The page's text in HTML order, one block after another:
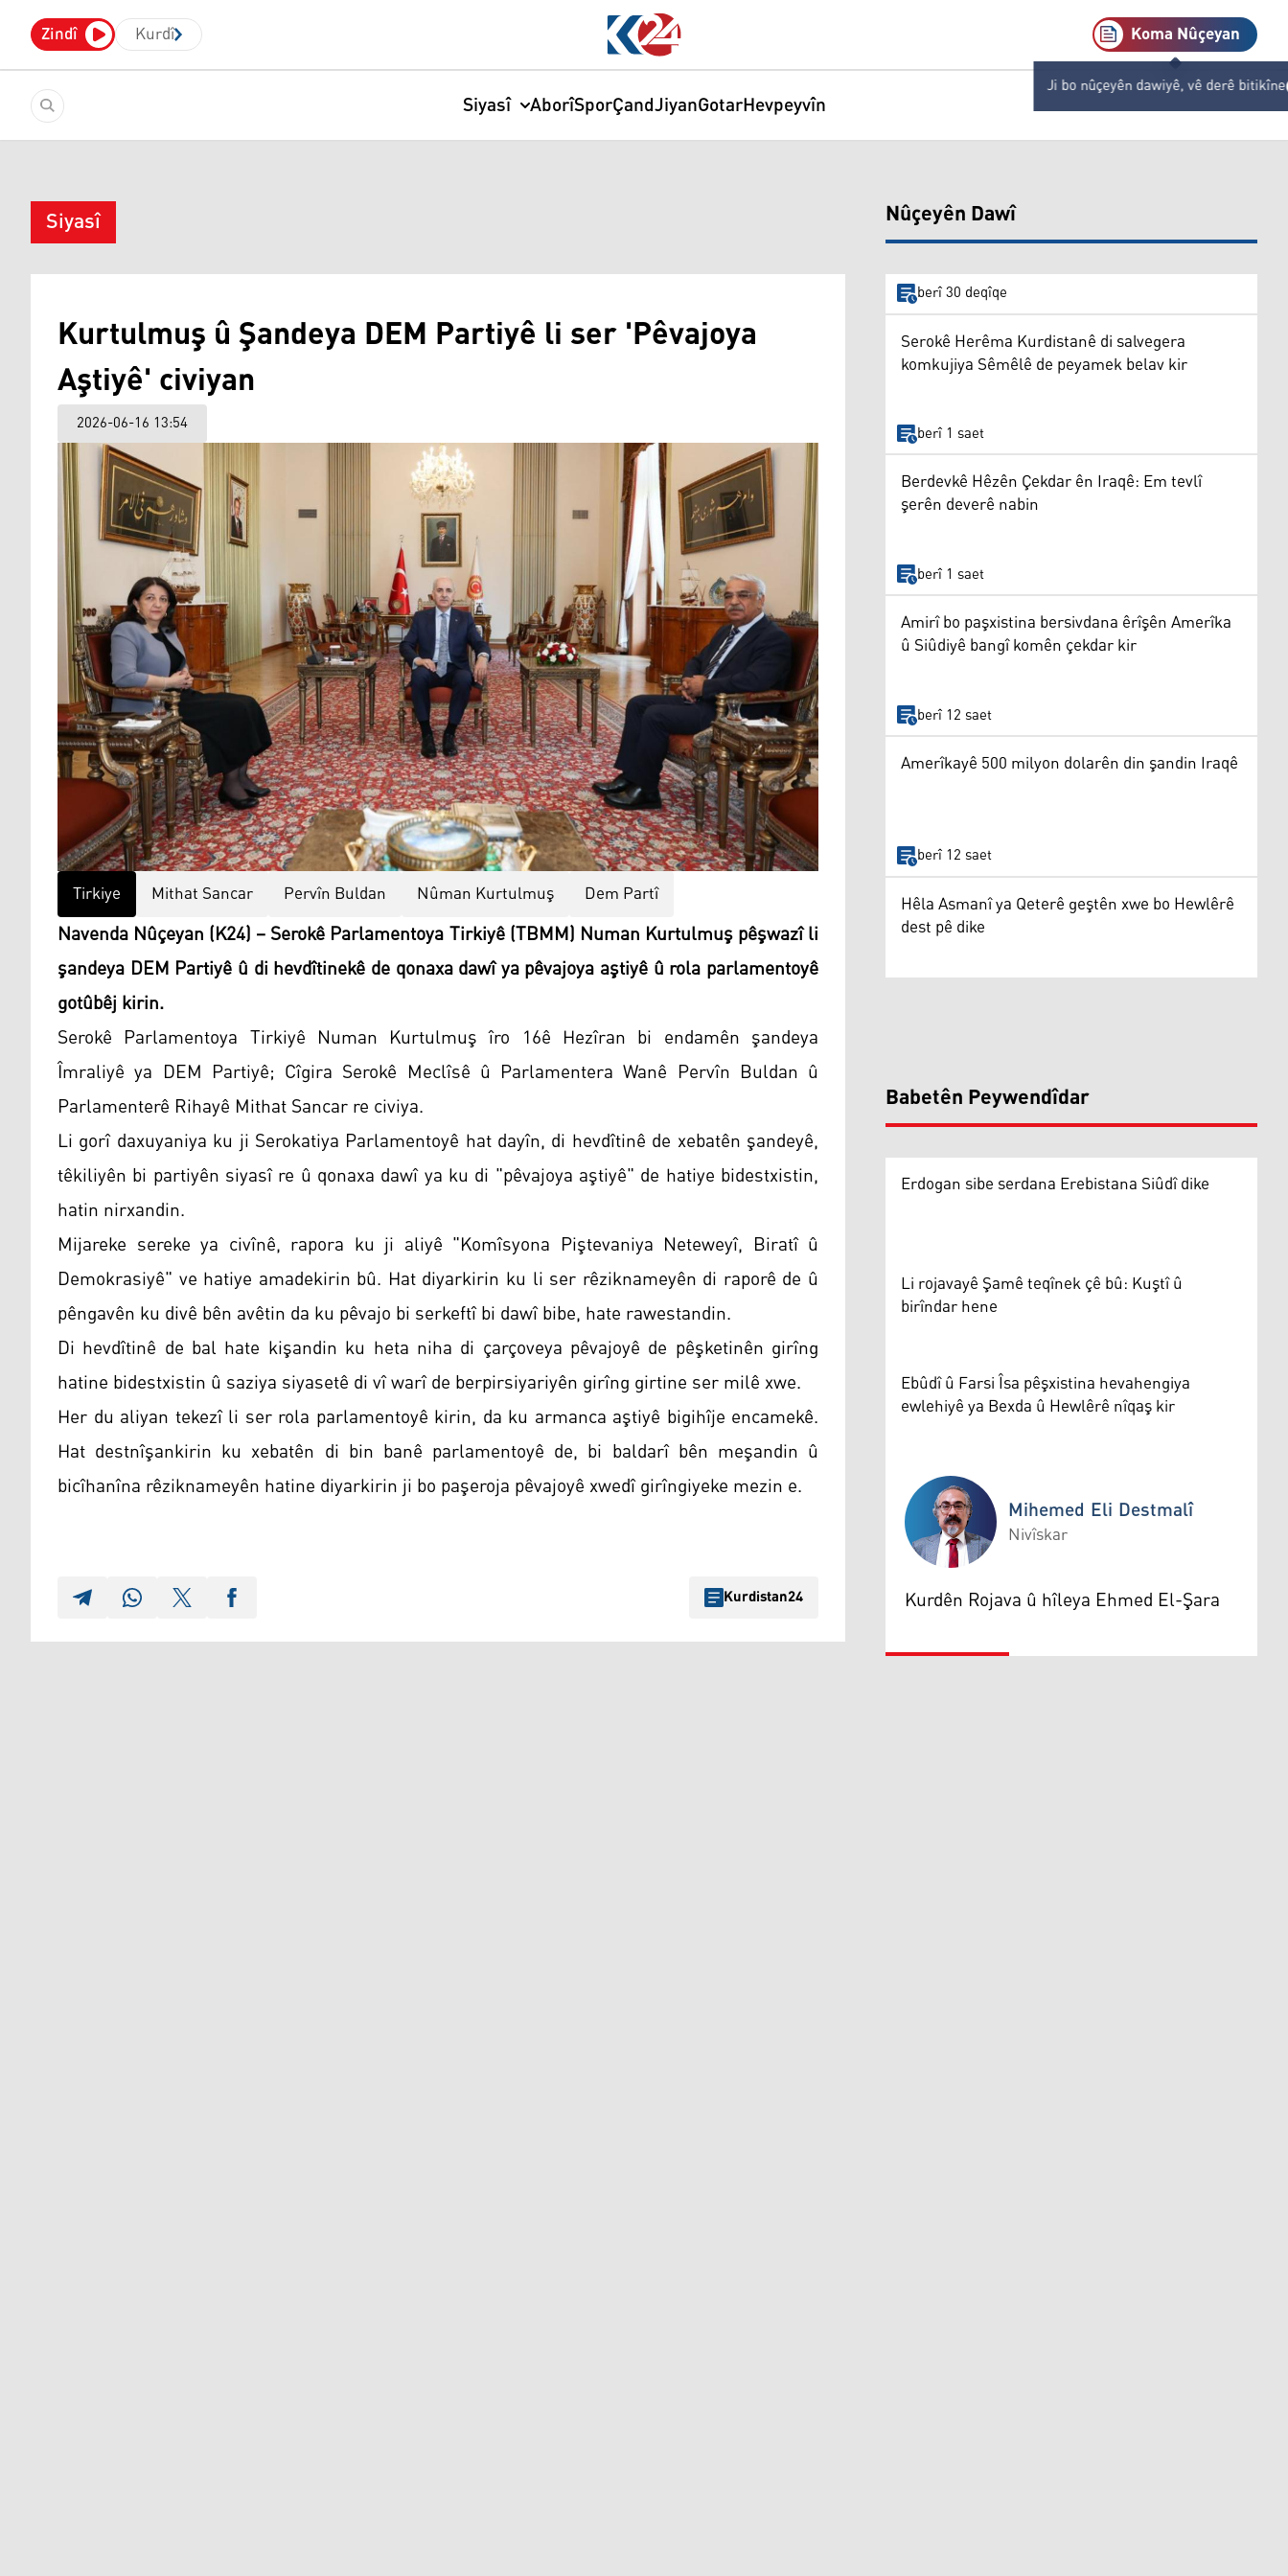
Zindî Kurdî Koma Nûçeyan
Ji bo nûçeyên dawiyê, vê derê bitikîne
Siyasî AborîSporÇandJiyanGotarHevpeyvîn
Siyasî
Kurtulmuş û Şandeya DEM Partiyê li ser 'Pêvajoya
Aştiyê' civiyan
2026-06-16 13:54
Tirkiye Mithat Sancar Pervîn Buldan Nûman Kurtulmuş Dem Partî
Navenda Nûçeyan (K24) – Serokê Parlamentoya Tirkiyê (TBMM) Numan Kurtulmuş pêşwazî li
şandeya DEM Partiyê û di hevdîtinekê de qonaxa dawî ya pêvajoya aştiyê û rola parlamentoyê
gotûbêj kirin.
Serokê Parlamentoya Tirkiyê Numan Kurtulmuş îro 16ê Hezîran bi endamên şandeya
Îmraliyê ya DEM Partiyê; Cîgira Serokê Meclîsê û Parlamentera Wanê Pervîn Buldan û
Parlamenterê Rihayê Mithat Sancar re civiya.
Li gorî daxuyaniya ku ji Serokatiya Parlamentoyê hat dayîn, di hevdîtinê de xebatên şandeyê,
têkiliyên bi partiyên siyasî re û qonaxa dawî ya ku di "pêvajoya aştiyê" de hatiye bidestxistin,
hatin nirxandin.
Mijareke sereke ya civînê, rapora ku ji aliyê "Komîsyona Piştevaniya Neteweyî, Biratî û
Demokrasiyê" ve hatiye amadekirin bû. Hat diyarkirin ku li ser rêziknameyên di raporê de û
pêngavên ku divê bên avêtin da ku pêvajo bi serkeftî bi dawî bibe, hate rawestandin.
Di hevdîtinê de bal hate kişandin ku heta niha di çarçoveya pêvajoyê de pêşketinên girîng
hatine bidestxistin û saziya siyasetê di vî warî de berpirsiyariyên girîng girtine ser milê xwe.
Her du aliyan tekezî li ser rola parlamentoyê kirin, da ku armanca aştiyê bigihîje encamekê.
Hat destnîşankirin ku xebatên di bin banê parlamentoyê de, bi baldarî bên meşandin û
bicîhanîna rêziknameyên hatine diyarkirin ji bo paşeroja pêvajoyê xwedî girîngiyeke mezin e.
Kurdistan24
Nûçeyên Dawî
berî 30 deqîqe
Serokê Herêma Kurdistanê di salvegera
komkujiya Sêmêlê de peyamek belav kir
berî 1 saet
Berdevkê Hêzên Çekdar ên Iraqê: Em tevlî
şerên deverê nabin
berî 1 saet
Amirî bo paşxistina bersivdana êrîşên Amerîka
û Siûdiyê bangî komên çekdar kir
berî 12 saet
Amerîkayê 500 milyon dolarên din şandin Iraqê
berî 12 saet
Hêla Asmanî ya Qeterê geştên xwe bo Hewlêrê
dest pê dike
Babetên Peywendîdar
Erdogan sibe serdana Erebistana Siûdî dike
Li rojavayê Şamê teqînek çê bû: Kuştî û
birîndar hene
Ebûdî û Farsi Îsa pêşxistina hevahengiya
ewlehiyê ya Bexda û Hewlêrê nîqaş kir
Mihemed Eli Destmalî
Mihemed Eli Destmalî
Nivîskar
Kurdên Rojava û hîleya Ehmed El-Şara